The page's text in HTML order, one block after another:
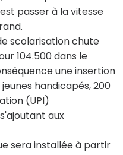
passer à la vitesse
scolarisation chute
104.500 dans le
une insertion
handicapés, 200
(UPI)
aux
sera installée à partir